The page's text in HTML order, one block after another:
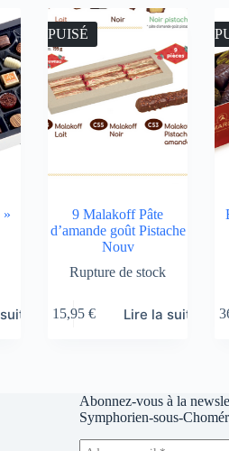
»
ÉPUISÉ
9 Malakoff Pâte
d’amande goût Pistache
Nouv
Rupture de stock
15,95 € Lire la suite
Abonnez-vous à la
Symphorien-sous-